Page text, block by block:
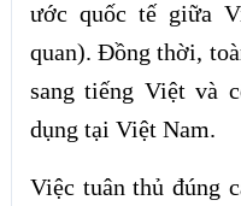
ước quốc tế giữa
quan). Đồng thời,
sang tiếng Việt và
dụng tại Việt Nam.
Việc tuân thủ đúng